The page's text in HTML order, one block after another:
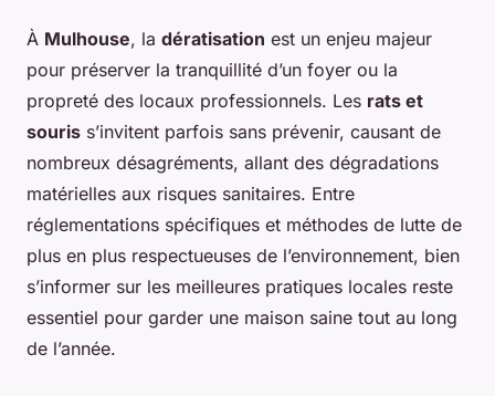
À Mulhouse, la dératisation est un enjeu majeur
pour préserver la tranquillité d’un foyer ou la
propreté des locaux professionnels. Les rats et
souris s’invitent parfois sans prévenir, causant de
nombreux désagréments, allant des dégradations
matérielles aux risques sanitaires. Entre
réglementations spécifiques et méthodes de lutte de
plus en plus respectueuses de l’environnement, bien
s’informer sur les meilleures pratiques locales reste
essentiel pour garder une maison saine tout au long
de l’année.